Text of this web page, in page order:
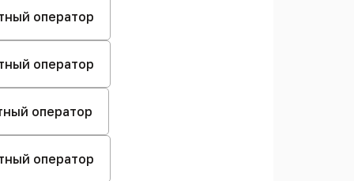
оператор
оператор
оператор
оператор